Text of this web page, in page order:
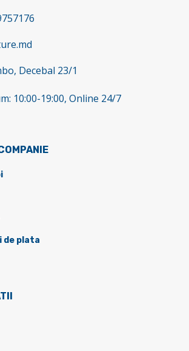
Decebal 23/1
10:00-19:00, Online 24/7
de plata